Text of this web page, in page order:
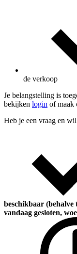
de verkoop
Je belangstelling is
bekijken login of maak
Heb je een vraag en
beschikbaar (behalve
vandaag gesloten,